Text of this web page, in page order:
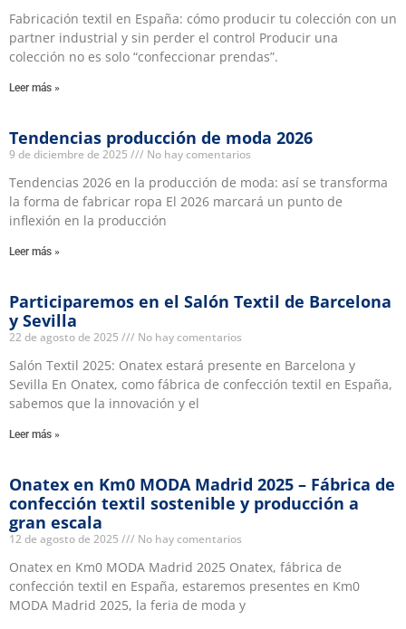
Fabricación textil en España: cómo producir tu colección con un
partner industrial y sin perder el control Producir una
colección no es solo “confeccionar prendas”.
Leer más »
Tendencias producción de moda 2026
9 de diciembre de 2025 No hay comentarios
Tendencias 2026 en la producción de moda: así se transforma
la forma de fabricar ropa El 2026 marcará un punto de
inflexión en la producción
Leer más »
Participaremos en el Salón Textil de Barcelona
y Sevilla
22 de agosto de 2025 No hay comentarios
Salón Textil 2025: Onatex estará presente en Barcelona y
Sevilla En Onatex, como fábrica de confección textil en España,
sabemos que la innovación y el
Leer más »
Onatex en Km0 MODA Madrid 2025 – Fábrica de
confección textil sostenible y producción a
gran escala
12 de agosto de 2025 No hay comentarios
Onatex en Km0 MODA Madrid 2025 Onatex, fábrica de
confección textil en España, estaremos presentes en Km0
MODA Madrid 2025, la feria de moda y